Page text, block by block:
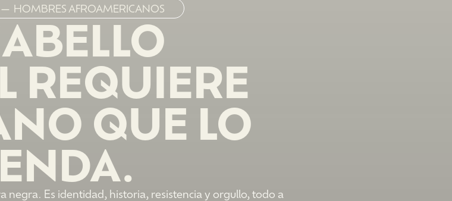
HOMBRES AFROAMERICANOS
REQUIERE
QUE LO
negra. Es identidad, historia, resistencia y orgullo, todo a